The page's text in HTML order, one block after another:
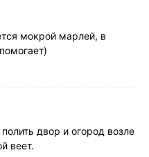
мокрой марлей, в
двор и огород возле
веет.